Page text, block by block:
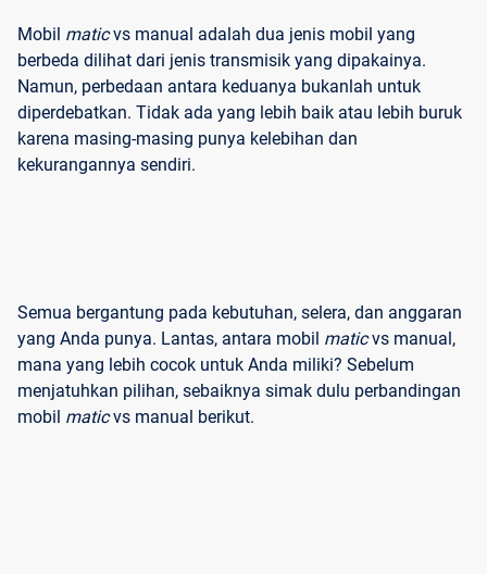
Mobil maticvs manual adalah dua jenis mobil yang
berbeda dilihat dari jenis transmisik yang dipakainya.
Namun, perbedaan antara keduanya bukanlah untuk
diperdebatkan. Tidak ada yang lebih baik atau lebih buruk
karena masing-masing punya kelebihan dan
kekurangannya sendiri.
Semua bergantung pada kebutuhan, selera, dan anggaran
yang Anda punya. Lantas, antara mobil maticvs manual,
mana yang lebih cocok untuk Anda miliki? Sebelum
menjatuhkan pilihan, sebaiknya simak dulu perbandingan
mobil maticvs manual berikut.